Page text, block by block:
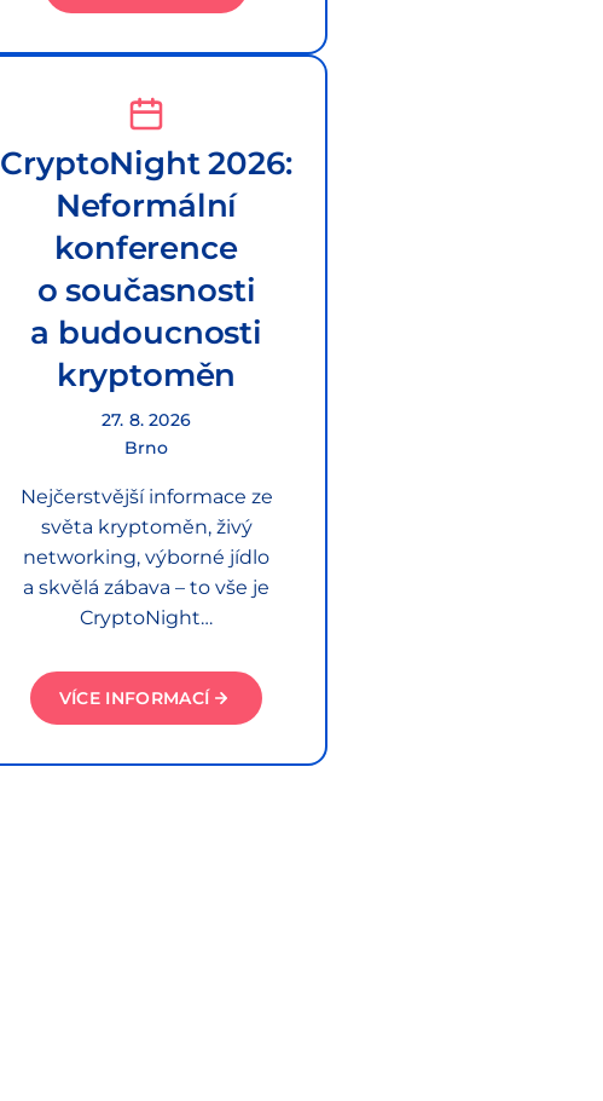
CryptoNight 2026:
Neformální
konference
o současnosti
a budoucnosti
kryptoměn
27. 8. 2026
Brno
Nejčerstvější informace ze
světa kryptoměn, živý
networking, výborné jídlo
a skvělá zábava – to vše je
CryptoNight…
VÍCE INFORMACÍ